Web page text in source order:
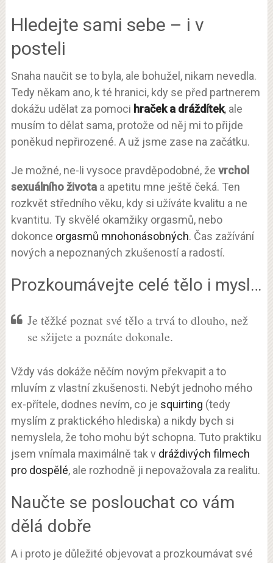
Hledejte sami sebe – i v
posteli
Snaha naučit se to byla, ale bohužel, nikam nevedla.
Tedy někam ano, k té hranici, kdy se před partnerem
dokážu udělat za pomoci hraček a dráždítek, ale
musím to dělat sama, protože od něj mi to přijde
poněkud nepřirozené. A už jsme zase na začátku.
Je možné, ne-li vysoce pravděpodobné, že vrchol
sexuálního životaa apetitu mne ještě čeká. Ten
rozkvět středního věku, kdy si užíváte kvalitu a ne
kvantitu. Ty skvělé okamžiky orgasmů, nebo
dokonce orgasmů mnohonásobných. Čas zažívání
nových a nepoznaných zkušeností a radostí.
Prozkoumávejte celé tělo i mysl…
Je těžké poznat své tělo a trvá to dlouho, než
se sžijete a poznáte dokonale.
Vždy vás dokáže něčím novým překvapit a to
mluvím z vlastní zkušenosti. Nebýt jednoho mého
ex-přítele, dodnes nevím, co je squirting (tedy
myslím z praktického hlediska) a nikdy bych si
nemyslela, že toho mohu být schopna. Tuto praktiku
jsem vnímala maximálně tak v dráždivých filmech
pro dospělé, ale rozhodně ji nepovažovala za realitu.
Naučte se poslouchat co vám
dělá dobře
A i proto je důležité objevovat a prozkoumávat své